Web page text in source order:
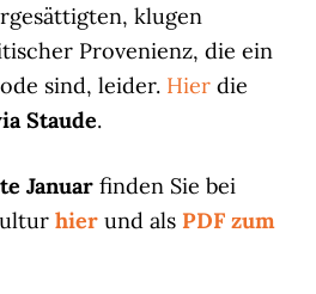
klugen
Provenienz, die ein
sind, leider. Hier die
Staude.
Januar finden Sie bei
hierund als PDF zum